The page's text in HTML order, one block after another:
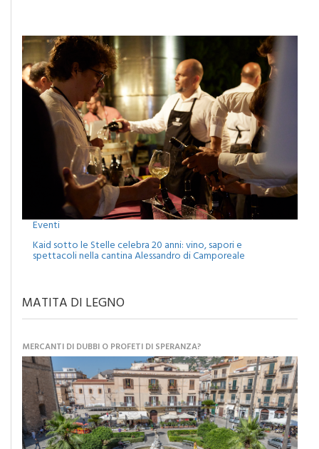
Eventi
Kaid sotto le Stelle celebra 20 anni: vino, sapori e
MATITA DI LEGNO
MERCANTI DI DUBBI O PROFETI DI SPERANZA?